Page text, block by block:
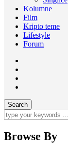
Kolumne
Film
Kripto teme
Lifestyle
Forum
Browse By